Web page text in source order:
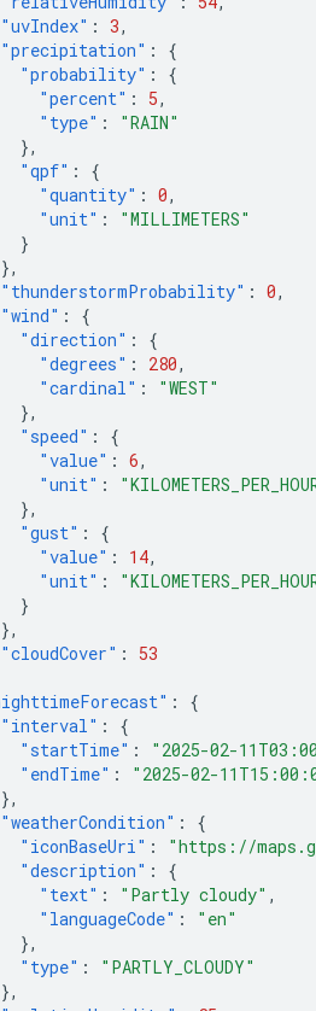
"uvIndex" : 3,
"precipitation" :
{
"probability" :
{
"percent" : 5,
"type" :
"RAIN"
},
"qpf" :
{
"quantity" : 0,
"unit" :
"MILLIMETERS"
}
},
"thunderstormProbability" : 0,
"wind" :
{
"direction" :
{
"degrees" : 280,
"cardinal" :
"WEST"
},
"speed" :
{
"value" : 6,
"unit" :
},
"gust" :
{
"value" : 14,
"unit" :
}
},
"cloudCover" :
53
:
{
"interval" :
{
"startTime" : "2025-02-
"endTime" :
"2025-02-
},
"weatherCondition" :
{
"iconBaseUri" : "https://
"description" :
{
"text" : "Partly cloudy" ,
"languageCode" :
"en"
},
"type" :
"PARTLY_CLOUDY"
},